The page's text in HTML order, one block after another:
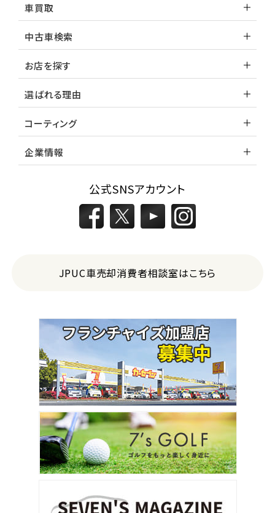
車買取
中古車検索
お店を探す
選ばれる理由
コーティング
企業情報
公式SNSアカウント
JPUC車売却消費者相談室はこちら